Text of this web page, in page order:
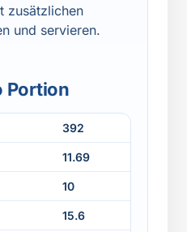
zusätzlichen
und servieren.
Portion
392
11.69
10
15.6